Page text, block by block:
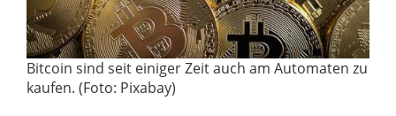
Bitcoin sind seit einiger Zeit auch am Automaten zu
kaufen. (Foto: Pixabay)